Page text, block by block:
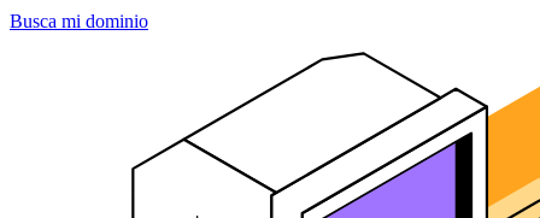
Busca mi dominio